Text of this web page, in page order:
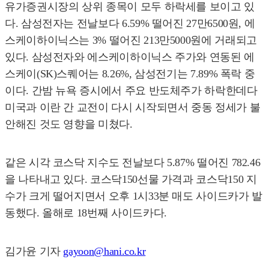
유가증권시장의 상위 종목이 모두 하락세를 보이고 있
다. 삼성전자는 전날보다 6.59% 떨어진 27만6500원, 에
스케이하이닉스는 3% 떨어진 213만5000원에 거래되고
있다. 삼성전자와 에스케이하이닉스 주가와 연동된 에
스케이(SK)스퀘어는 8.26%, 삼성전기는 7.89% 폭락 중
이다. 간밤 뉴욕 증시에서 주요 반도체주가 하락한데다
미국과 이란 간 교전이 다시 시작되면서 중동 정세가 불
안해진 것도 영향을 미쳤다.
같은 시각 코스닥 지수도 전날보다 5.87% 떨어진 782.46
을 나타내고 있다. 코스닥150선물 가격과 코스닥150 지
수가 크게 떨어지면서 오후 1시33분 매도 사이드카가 발
동했다. 올해로 18번째 사이드카다.
김가윤 기자 gayoon@hani.co.kr